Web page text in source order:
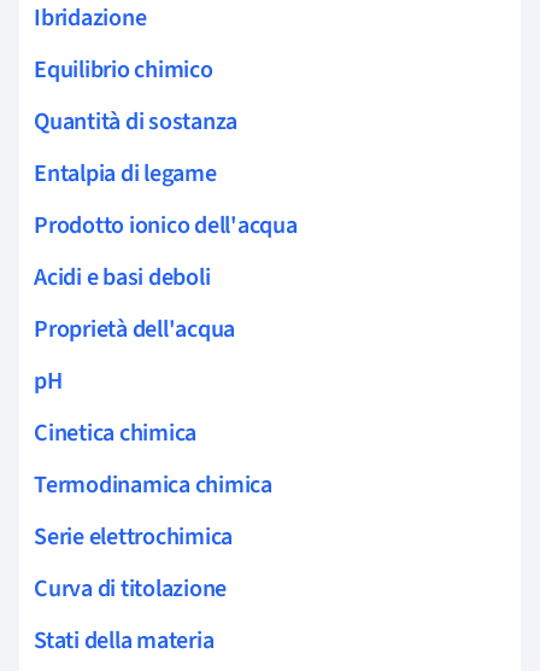
Ibridazione
Equilibrio chimico
Quantità di sostanza
Entalpia di legame
Prodotto ionico dell'acqua
Acidi e basi deboli
Proprietà dell'acqua
pH
Cinetica chimica
Termodinamica chimica
Serie elettrochimica
Curva di titolazione
Stati della materia